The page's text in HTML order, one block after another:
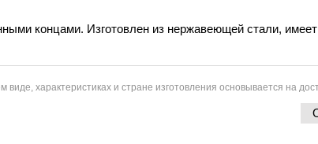
концами. Изготовлен из нержавеющей стали,
характеристиках и стране изготовления основывается на